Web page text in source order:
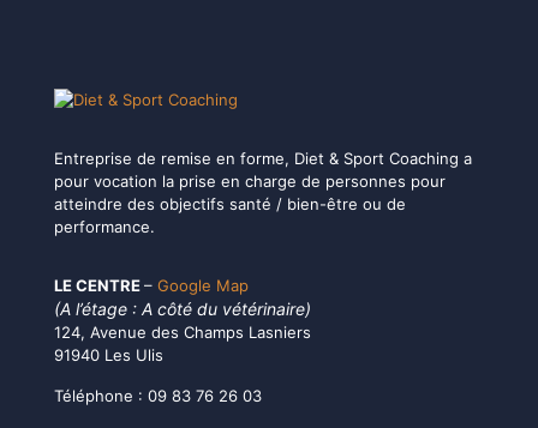
Entreprise de remise en forme, Diet & Sport Coaching a
pour vocation la prise en charge de personnes pour
atteindre des objectifs santé / bien-être ou de
performance.
LE CENTRE– Google Map
(A l’étage : A côté du vétérinaire)
124, Avenue des Champs Lasniers
91940 Les Ulis
Téléphone : 09 83 76 26 03